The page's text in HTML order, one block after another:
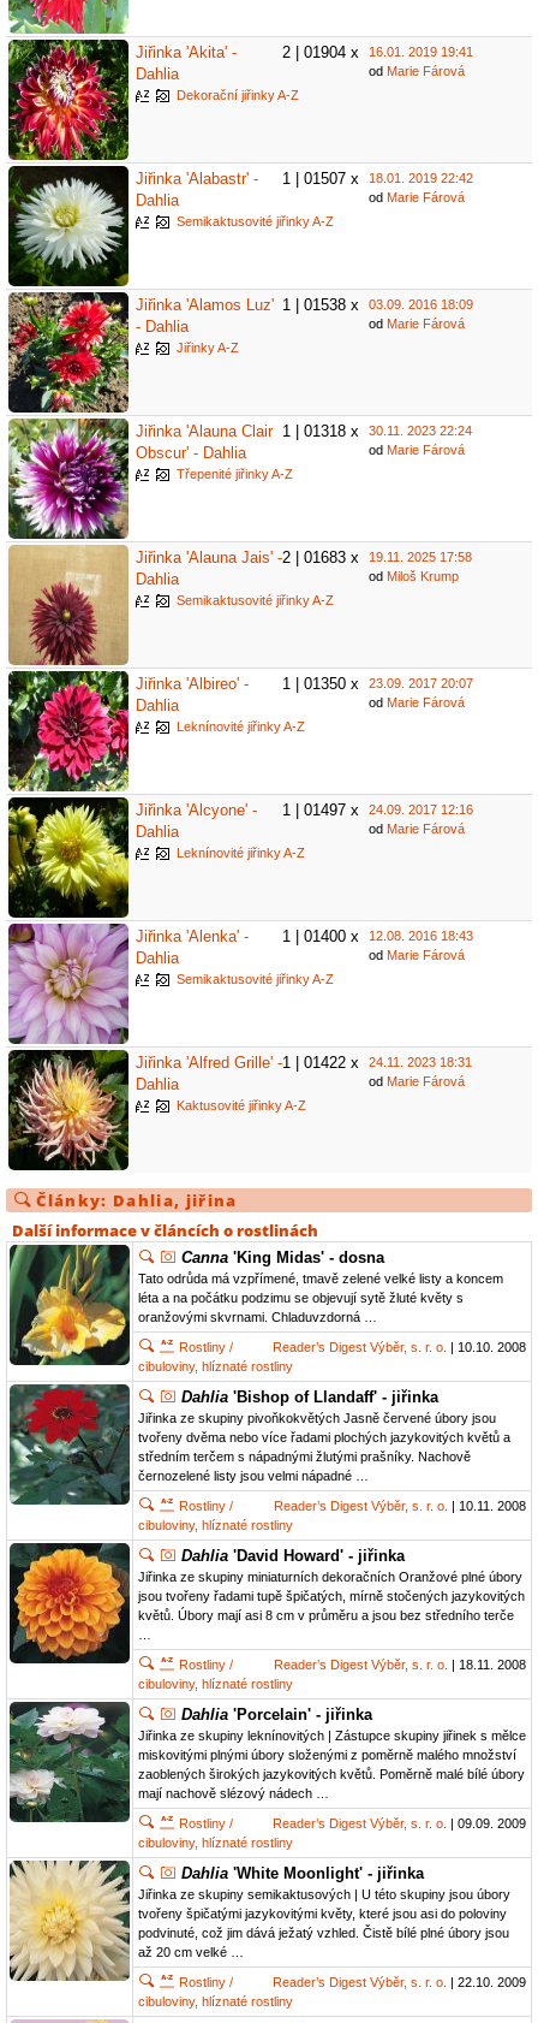
2 | 01904 x
Jiřinka 'Akita' -
Dahlia
Dekorační jiřinky A-Z
16.01. 2019 19:41
od Marie Fárová
1 | 01507 x
Jiřinka 'Alabastr' -
Dahlia
Semikaktusovité jiřinky A-Z
18.01. 2019 22:42
od Marie Fárová
1 | 01538 x
Jiřinka 'Alamos Luz'
- Dahlia
Jiřinky A-Z
03.09. 2016 18:09
od Marie Fárová
1 | 01318 x
Jiřinka 'Alauna Clair
Obscur' - Dahlia
Třepenité jiřinky A-Z
30.11. 2023 22:24
od Marie Fárová
2 | 01683 x
Jiřinka 'Alauna Jais' -
Dahlia
Semikaktusovité jiřinky A-Z
19.11. 2025 17:58
od Miloš Krump
1 | 01350 x
Jiřinka 'Albireo' -
Dahlia
Leknínovité jiřinky A-Z
23.09. 2017 20:07
od Marie Fárová
1 | 01497 x
Jiřinka 'Alcyone' -
Dahlia
Leknínovité jiřinky A-Z
24.09. 2017 12:16
od Marie Fárová
1 | 01400 x
Jiřinka 'Alenka' -
Dahlia
Semikaktusovité jiřinky A-Z
12.08. 2016 18:43
od Marie Fárová
1 | 01422 x
Jiřinka 'Alfred Grille' -
Dahlia
Kaktusovité jiřinky A-Z
24.11. 2023 18:31
od Marie Fárová
Články: Dahlia, jiřina
Další informace v článcích o rostlinách
Canna 'King Midas' - dosna
Tato odrůda má vzpřímené, tmavě zelené velké listy a koncem
léta a na počátku podzimu se objevují sytě žluté květy s
oranžovými skvrnami. Chladuvzdorná …
Reader’s Digest Výběr, s. r. o. | 10.10. 2008
Rostliny /
cibuloviny, hlíznaté rostliny
Dahlia 'Bishop of Llandaff' - jiřinka
Jiřinka ze skupiny pivoňkokvětých Jasně červené úbory jsou
tvořeny dvěma nebo více řadami plochých jazykovitých květů a
středním terčem s nápadnými žlutými prašníky. Nachově
černozelené listy jsou velmi nápadné …
Reader’s Digest Výběr, s. r. o. | 10.11. 2008
Rostliny /
cibuloviny, hlíznaté rostliny
Dahlia 'David Howard' - jiřinka
Jiřinka ze skupiny miniaturních dekoračních Oranžové plné úbory
jsou tvořeny řadami tupě špičatých, mírně stočených jazykovitých
květů. Úbory mají asi 8 cm v průměru a jsou bez středního terče
Reader’s Digest Výběr, s. r. o. | 18.11. 2008
Rostliny /
cibuloviny, hlíznaté rostliny
Dahlia 'Porcelain' - jiřinka
Jiřinka ze skupiny leknínovitých | Zástupce skupiny jiřinek s mělce
miskovitými plnými úbory složenými z poměrně malého množství
zaoblených širokých jazykovitých květů. Poměrně malé bílé úbory
mají nachově slézový nádech …
Reader’s Digest Výběr, s. r. o. | 09.09. 2009
Rostliny /
cibuloviny, hlíznaté rostliny
Dahlia 'White Moonlight' - jiřinka
Jiřinka ze skupiny semikaktusových | U této skupiny jsou úbory
tvořeny špičatými jazykovitými květy, které jsou asi do poloviny
podvinuté, což jim dává ježatý vzhled. Čistě bílé plné úbory jsou
až 20 cm velké …
Reader’s Digest Výběr, s. r. o. | 22.10. 2009
Rostliny /
cibuloviny, hlíznaté rostliny